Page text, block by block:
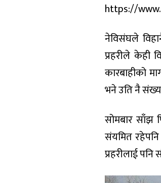
https://
नेविसंघले
प्रहरीले केही
कारबाहीको
भने उति नै
सोमबार साँझ
संयमित
प्रहरीलाई